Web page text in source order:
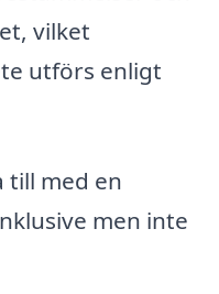
vilket
utförs enligt
till med en
men inte